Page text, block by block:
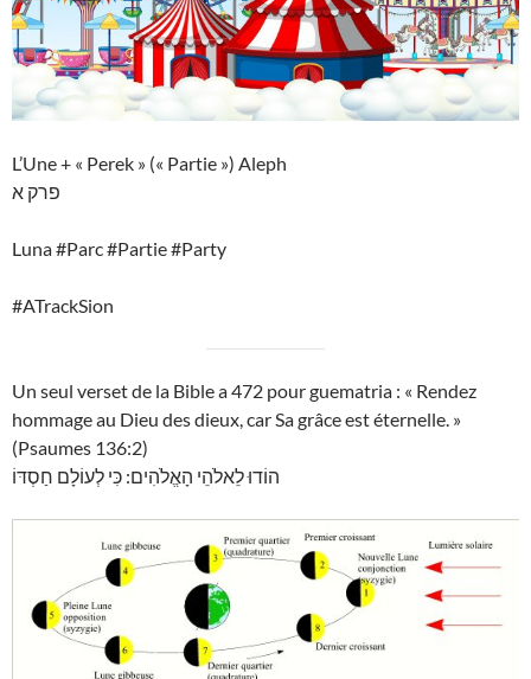
L’Une + « Perek » (« Partie ») Aleph
פרק א
Luna #Parc #Partie #Party
#ATrackSion
Un seul verset de la Bible a 472 pour guematria : « Rendez
hommage au Dieu des dieux, car Sa grâce est éternelle. »
(Psaumes 136:2)
הוֹדוּ לֵאלֹהֵי הָאֱלֹהִים: כִּי לְעוֹלָם חַסְדּוֹ